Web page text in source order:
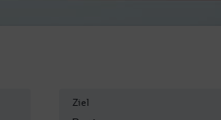
Ziel